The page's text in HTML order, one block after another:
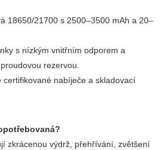
18650/21700 s 2500–3500 mAh a 20–
s nízkým vnitřním odporem a
rezervou.
certifikované nabíječe a skladovací
zkrácenou výdrž, přehřívání, zvětšení